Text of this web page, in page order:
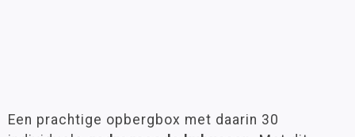
Een prachtige opbergbox met daarin 30